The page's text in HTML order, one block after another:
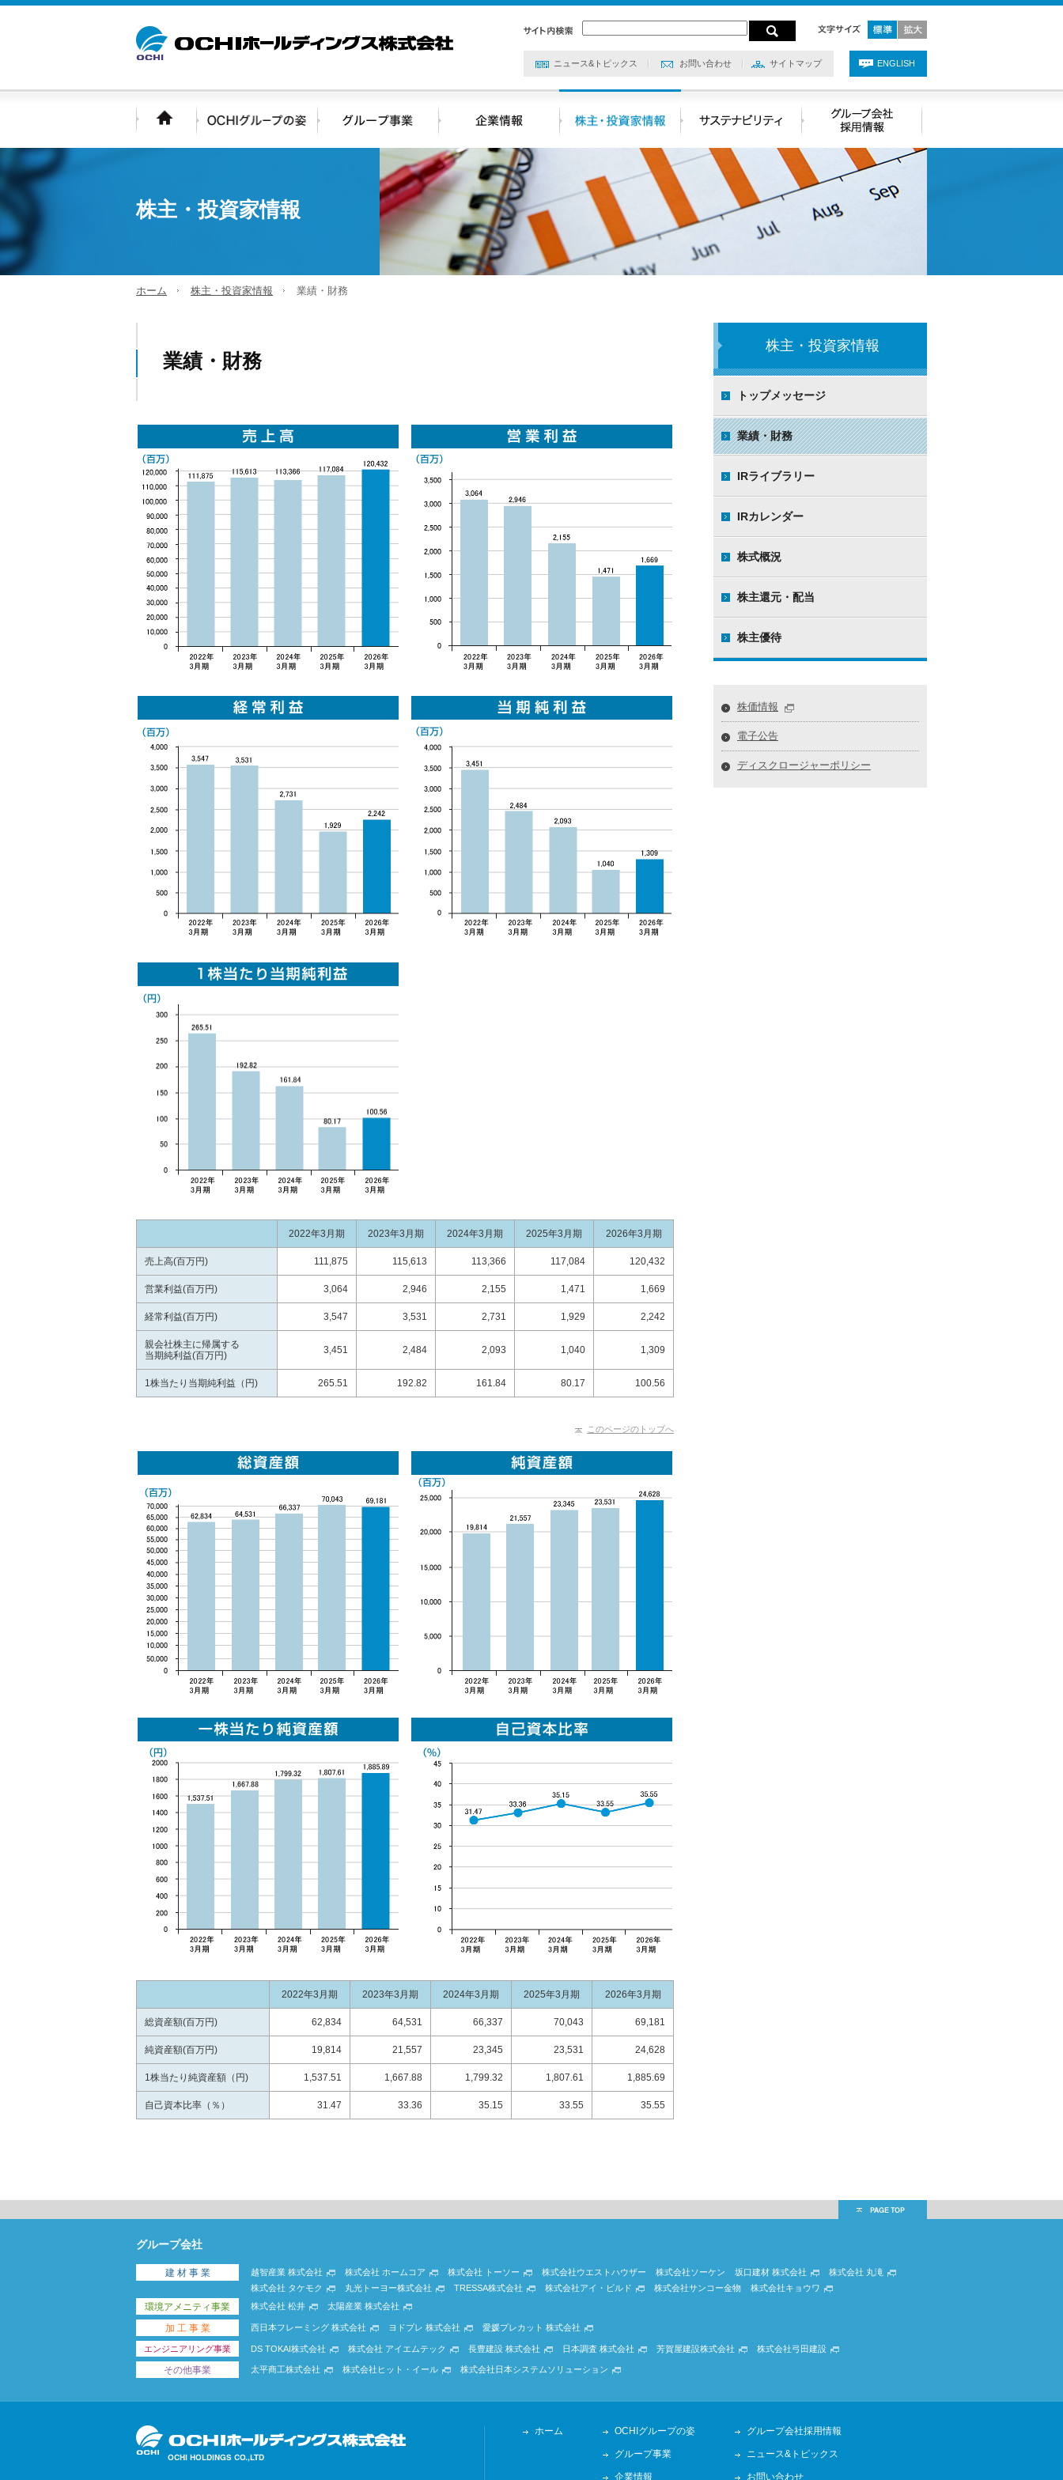
ニュース&トピックス お問い合わせ サイトマップ ENGLISH
株主・投資家情報
ホーム 株主・投資家情報 業績・財務
業績・財務
2022年3月期 2023年3月期 2024年3月期 2025年3月期 2026年3月期
売上高(百万円) 111,875 115,613 113,366 117,084 120,432
営業利益(百万円) 3,064 2,946 2,155 1,471 1,669
経常利益(百万円) 3,547 3,531 2,731 1,929 2,242
親会社株主に帰属する
当期純利益(百万円)
3,451 2,484 2,093 1,040 1,309
1株当たり当期純利益（円) 265.51 192.82 161.84 80.17 100.56
このページのトップへ
2022年3月期 2023年3月期 2024年3月期 2025年3月期 2026年3月期
総資産額(百万円) 62,834 64,531 66,337 70,043 69,181
純資産額(百万円) 19,814 21,557 23,345 23,531 24,628
1株当たり純資産額（円) 1,537.51 1,667.88 1,799.32 1,807.61 1,885.69
自己資本比率（％） 31.47 33.36 35.15 33.55 35.55
株主・投資家情報
トップメッセージ
業績・財務
IRライブラリー
IRカレンダー
株式概況
株主還元・配当
株主優待
株価情報
電子公告
ディスクロージャーポリシー
グループ会社
建 材 事 業 越智産業 株式会社 株式会社 ホームコア 株式会社 トーソー 株式会社ウエストハウザー 株式会社ソーケン 坂口建材 株式会社
株式会社 丸滝
株式会社 タケモク
丸光トーヨー株式会社 TRESSA株式会社 株式会社アイ・ビルド 株式会社サンコー金物 株式会社キョウワ
環境アメニティ事業 株式会社 松井 太陽産業 株式会社
加 工 事 業 西日本フレーミング 株式会社 ヨドプレ 株式会社 愛媛プレカット 株式会社
エンジニアリング事業 DS TOKAI株式会社 株式会社 アイエムテック 長豊建設 株式会社 日本調査 株式会社 芳賀屋建設株式会社 株式会社弓田建設
その他事業 太平商工株式会社 株式会社ヒット・イール 株式会社日本システムソリューション
ホーム OCHIグループの姿
グループ事業
企業情報
グループ会社採用情報
ニュース&トピックス
お問い合わせ